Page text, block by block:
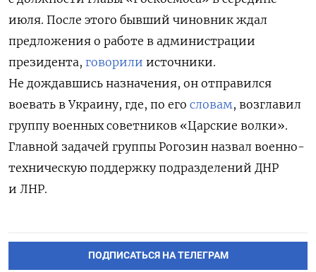
июля. После этого бывший чиновник ждал
предложения о работе в администрации
президента, говорили источники.
Не дождавшись назначения, он отправился
воевать в Украину, где, по его словам, возглавил
группу военных советников «Царские волки».
Главной задачей группы Рогозин назвал военно-
техническую поддержку подразделений ДНР
и ЛНР.
ПОДПИСАТЬСЯ НА ТЕЛЕГРАМ